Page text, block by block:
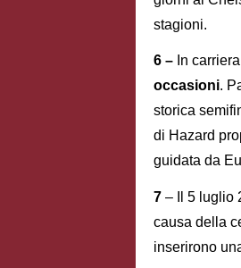
stagioni.
6 – In
occasioni.
storica
di Hazard
guidata da
7 – Il 5 luglio
causa della
inserirono